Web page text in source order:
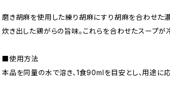
磨き胡麻を使用した練り胡麻にすり胡麻を合わせた
炊き出した鶏がらの旨味。これらを合わせたスープ
■使用方法
本品を同量の水で溶き、1食90mlを目安とし、用途に